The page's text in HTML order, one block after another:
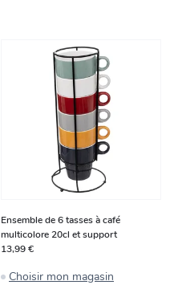
Ensemble de 6 tasses à café
multicolore 20cl et support
13,99 €
Choisir mon magasin